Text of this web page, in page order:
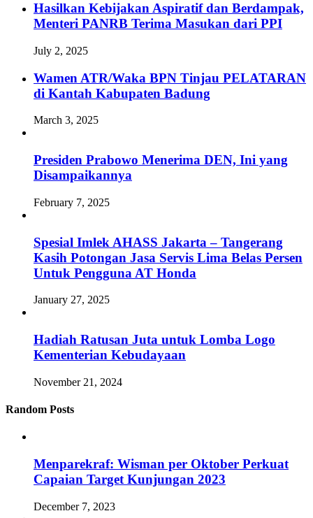
Hasilkan Kebijakan Aspiratif dan Berdampak,
Menteri PANRB Terima Masukan dari PPI
July 2, 2025
Wamen ATR/Waka BPN Tinjau PELATARAN
di Kantah Kabupaten Badung
March 3, 2025
Presiden Prabowo Menerima DEN, Ini yang
Disampaikannya
February 7, 2025
Spesial Imlek AHASS Jakarta – Tangerang
Kasih Potongan Jasa Servis Lima Belas Persen
Untuk Pengguna AT Honda
January 27, 2025
Hadiah Ratusan Juta untuk Lomba Logo
Kementerian Kebudayaan
November 21, 2024
Random Posts
Menparekraf: Wisman per Oktober Perkuat
Capaian Target Kunjungan 2023
December 7, 2023